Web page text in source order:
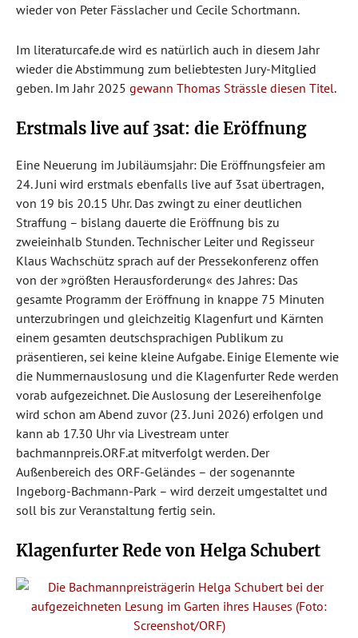
wieder von Peter Fässlacher und Cecile Schortmann.
Im literaturcafe.de wird es natürlich auch in diesem Jahr
wieder die Abstimmung zum beliebtesten Jury-Mitglied
geben. Im Jahr 2025 gewann Thomas Strässle diesen Titel.
Erstmals live auf 3sat: die Eröffnung
Eine Neuerung im Jubiläumsjahr: Die Eröffnungsfeier am
24. Juni wird erstmals ebenfalls live auf 3sat übertragen,
von 19 bis 20.15 Uhr. Das zwingt zu einer deutlichen
Straffung – bislang dauerte die Eröffnung bis zu
zweieinhalb Stunden. Technischer Leiter und Regisseur
Klaus Wachschütz sprach auf der Pressekonferenz offen
von der »größten Herausforderung« des Jahres: Das
gesamte Programm der Eröffnung in knappe 75 Minuten
unterzubringen und gleichzeitig Klagenfurt und Kärnten
einem gesamten deutschsprachigen Publikum zu
präsentieren, sei keine kleine Aufgabe. Einige Elemente wie
die Nummernauslosung und die Klagenfurter Rede werden
vorab aufgezeichnet. Die Auslosung der Lesereihenfolge
wird schon am Abend zuvor (23. Juni 2026) erfolgen und
kann ab 17.30 Uhr via Livestream unter
bachmannpreis.ORF.at mitverfolgt werden. Der
Außenbereich des ORF-Geländes – der sogenannte
Ingeborg-Bachmann-Park – wird derzeit umgestaltet und
soll bis zur Veranstaltung fertig sein.
Klagenfurter Rede von Helga Schubert